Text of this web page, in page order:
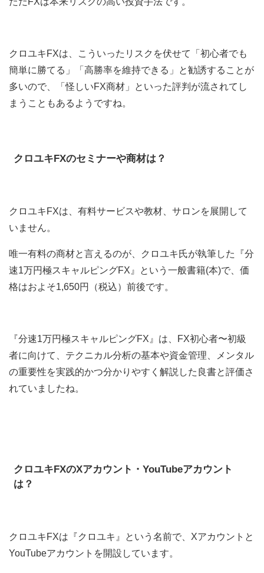
クロユキFXは、こういったリスクを伏せて「初心者でも
簡単に勝てる」「高勝率を維持できる」と勧誘することが
多いので、「怪しいFX商材」といった評判が流されてし
まうこともあるようですね。
クロユキFXのセミナーや商材は ？
クロユキFXは、有料サービスや教材、サロンを展開して
いません。
唯一有料の商材と言えるのが、クロユキ氏が執筆した『分
速1万円極スキャルピングFX』という一般書籍(本)で、価
格はおよそ1,650円（税込）前後です。
『分速1万円極スキャルピングFX』は、FX初心者〜初級
者に向けて、テクニカル分析の基本や資金管理、メンタル
の重要性を実践的かつ分かりやすく解説した良書と評価さ
れていましたね。
クロユキFXのXアカウント・YouTubeアカウント
は？
クロユキFXは『クロユキ』という名前で、Xアカウントと
YouTubeアカウントを開設しています。